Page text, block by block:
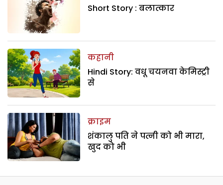
Short Story : बलात्कार
कहानी
Hindi Story: वधू चयनवा केमिस्ट्री
से
क्राइम
शंकालु पति ने पत्नी को भी मारा,
खुद को भी